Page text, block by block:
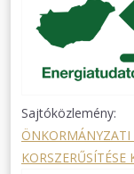
Sajtóközlemény:
ÖNKORMÁNYZATI
KORSZERŰSÍTÉSE